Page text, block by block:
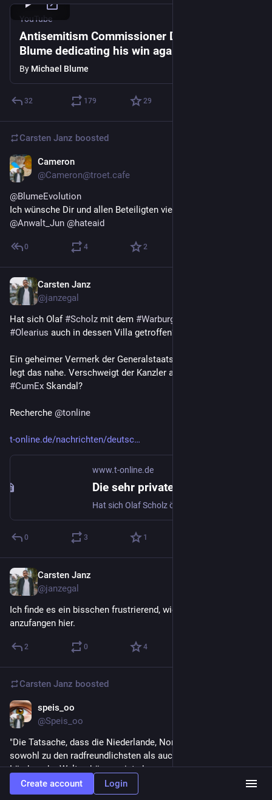
YouTube
Antisemitism Commissioner Dr. Michael
Blume dedicating his win against Twitter to
Dr. Anthony Fauci
By Michael Blume
32 179 29
Carsten Janz boosted
Cameron
@Cameron@troet.cafe
@BlumeEvolution
Ich wünsche Dir und allen Beteiligten viel Kraft! 🙂🧜‍♀️
@Anwalt_Jun @hateaid
0 4 2
Carsten Janz
@janzegal
Hat sich Olaf #Scholz mit dem #Warburg
#Olearius auch in dessen Villa getroffen?
Ein geheimer Vermerk der Generalstaatsanwaltschaft Köln
#CumEx Skandal?
Recherche @tonline
t-online.de/nachrichten/deutsc
www.t-online.de
0 3 1
Carsten Janz
@janzegal
Ich finde es ein bisschen frustrierend, wieder bei „null“
anzufangen hier.
2 0 4
Carsten Janz boosted
speis_oo
@Speis_oo
"Die Tatsache, dass die Niederlande, Norwegen und Dänemark
sowohl zu den radfreundlichsten als auch wohlhabendsten
Ländern der Welt gehören zeigt, dass man ein entwickeltes
Land nicht daran erkennt, dass arme Menschen Auto fahren
sondern daran, dass reiche Menschen Fahrrad fahren."
Create account Login